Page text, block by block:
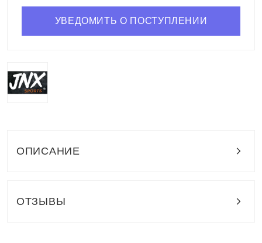
УВЕДОМИТЬ О ПОСТУПЛЕНИИ
ОПИСАНИЕ
ОТЗЫВЫ